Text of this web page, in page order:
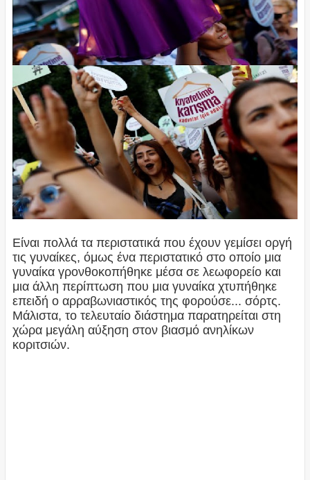
Είναι πολλά τα περιστατικά που έχουν γεμίσει οργή
τις γυναίκες, όμως ένα περιστατικό στο οποίο μια
γυναίκα γρονθοκοπήθηκε μέσα σε λεωφορείο και
μια άλλη περίπτωση που μια γυναίκα χτυπήθηκε
επειδή ο αρραβωνιαστικός της φορούσε... σόρτς.
Μάλιστα, το τελευταίο διάστημα παρατηρείται στη
χώρα μεγάλη αύξηση στον βιασμό ανηλίκων
κοριτσιών.